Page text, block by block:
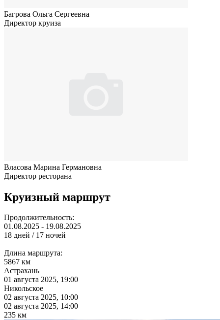
Багрова Ольга Сергеевна
Директор круиза
Власова Марина Германовна
Директор ресторана
Круизный маршрут
Продолжительность:
01.08.2025 - 19.08.2025
18 дней / 17 ночей
Длина маршрута:
5867 км
Астрахань
01 августа 2025, 19:00
Никольское
02 августа 2025, 10:00
02 августа 2025, 14:00
235 км